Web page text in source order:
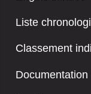
Liste
Classement
Documentation